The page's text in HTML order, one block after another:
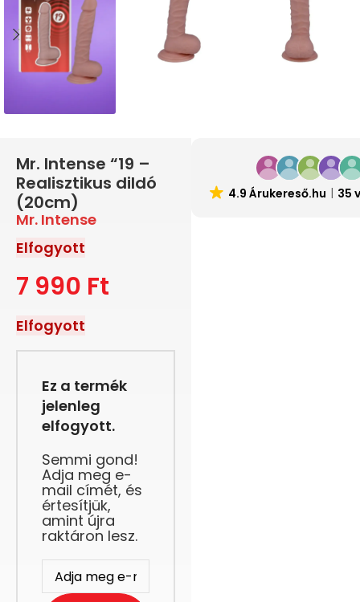
Mr. Intense “19 –
Realisztikus dildó
(20cm)
Mr. Intense
Elfogyott
7 990 Ft
Elfogyott
Ez a termék
jelenleg
elfogyott.
Semmi gond!
Adja meg e-
mail címét, és
értesítjük,
amint újra
raktáron lesz.
4.9 Árukereső.hu 35